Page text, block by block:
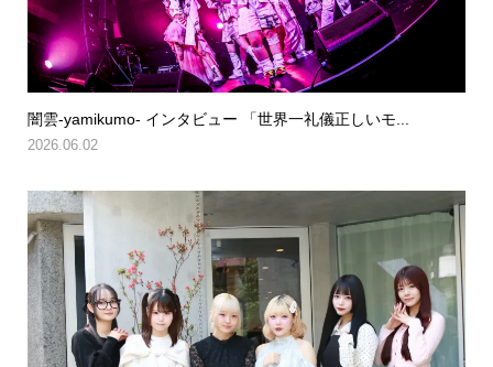
闇雲-yamikumo- インタビュー 「世界一礼儀正しいモ...
2026.06.02